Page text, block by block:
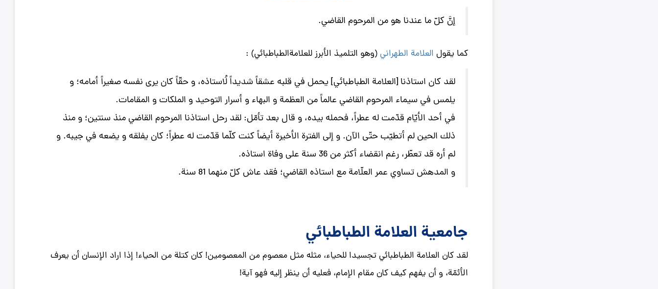
إنَّ كلّ ما عندنا هو من المرحوم القاضي.
كما يقول العلامة الطهراني (وهو التلميذ الأبرز للعلامةالطباطبائي) :
لقد كان استاذنا [العلامة الطباطبائي] يحمل في قلبه عشقاً شديداً لُاستاذه، و حقّاً كان يرى نفسه صغيراً أمامه؛ و
يلمس في سيماء المرحوم القاضي عالماً من العظمة و البهاء و أسرار التوحيد و الملكات و المقامات.
في أحد الأيّام قدّمت له عطراً، فحمله بيده، و قال بعد تأمّل: لقد رحل استاذنا المرحوم القاضي منذ سنتين؛ و منذ
ذلك الحين لم أتطيّب حتّى الآن. و إلى الفترة الأخيرة أيضاً كنت كلّما قدّمت له عطراً؛ كان يفلقه و يضعه في جيبه. و
لم أره قد تعطّر، رغم انقضاء أكثر من 36 سنة على وفاة استاذه.
و المدهش تساوي عمر العلّامة مع استاذه القاضي؛ فقد عاش كلّ منهما 81 سنة.
جامعية العلامة الطباطبائي
لقد كان العلامة الطباطبائي تجسيدا للحياء، مثله مثل معصوم من المعصومين! كان كتلة من الحياء! إذا اراد الإنسان أن يعرف
الأئمّة، و أن يفهم كيف كان مقام الإمام، فعليه أن ينظر إليه فهو آية!